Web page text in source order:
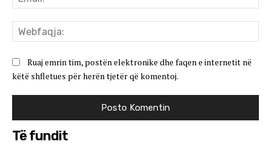
Ruaj emrin tim, postën elektronike dhe faqen e internetit në
këtë shfletues për herën tjetër që komentoj.
Të fundit